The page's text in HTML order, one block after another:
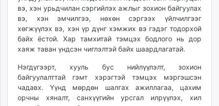
вэ, хэн урьдчилан сэргийлэх ажлыг зохион байгуулах
вэ, хэн эмчилгээ, нөхөн сэргээх үйлчилгээг
хөгжүүлэх вэ, хэн үр дүнг хэмжих вэ гэдэг тодорхой
байх ёстой. Хар тамхитай тэмцэх бодлого нь дор
хаяж таван үндсэн чиглэлтэй байх шаардлагатай.
Нэгдүгээрт, хууль бус нийлүүлэлт, зохион
байгуулалттай гэмт хэрэгтэй тэмцэх мэргэшсэн
чадавх. Үүнд мөрдөн шалгах ажиллагаа, цахим
орчны хяналт, санхүүгийн урсгал илрүүлэх, хил